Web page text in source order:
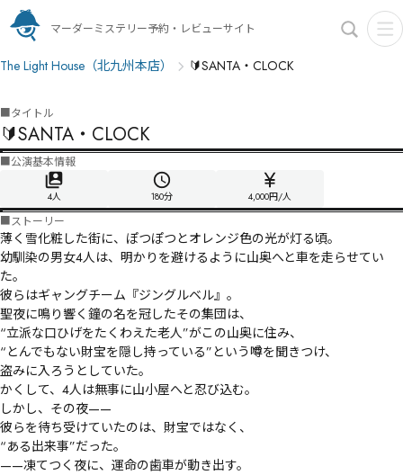
マーダーミステリー予約・レビューサイト
The Light House（北九州本店） 🔰SANTA・CLOCK
■タイトル
🔰SANTA・CLOCK
■公演基本情報
4人 180分 4,000円/人
■ストーリー
薄く雪化粧した街に、ぽつぽつとオレンジ色の光が灯る頃。
幼馴染の男女4人は、明かりを避けるように山奥へと車を走らせてい
た。
彼らはギャングチーム『ジングルベル』。
聖夜に鳴り響く鐘の名を冠したその集団は、
“立派な口ひげをたくわえた老人”がこの山奥に住み、
“とんでもない財宝を隠し持っている”という噂を聞きつけ、
盗みに入ろうとしていた。
かくして、4人は無事に山小屋へと忍び込む。
しかし、その夜——
彼らを待ち受けていたのは、財宝ではなく、
“ある出来事”だった。
——凍てつく夜に、運命の歯車が動き出す。